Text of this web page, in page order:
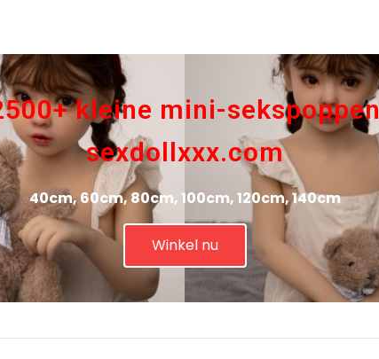
kleine mini-sekspoppen
sexdollxxx.com
40cm, 60cm, 80cm, 100cm, 120cm, 140cm
Winkel nu